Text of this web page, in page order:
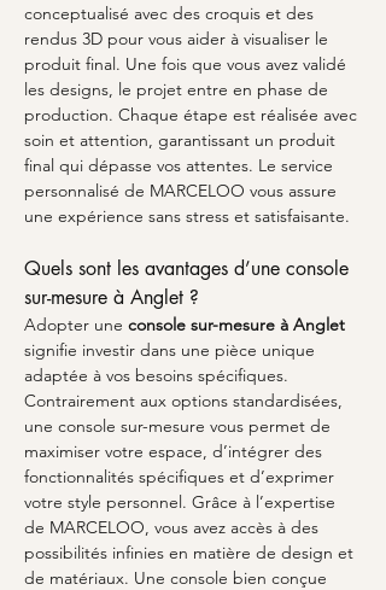
conceptualisé avec des croquis et des
rendus 3D pour vous aider à visualiser le
produit final. Une fois que vous avez validé
les designs, le projet entre en phase de
production. Chaque étape est réalisée avec
soin et attention, garantissant un produit
final qui dépasse vos attentes. Le service
personnalisé de MARCELOO vous assure
une expérience sans stress et satisfaisante.
Quels sont les avantages d’une console
sur-mesure à Anglet ?
Adopter une console sur-mesure à Anglet
signifie investir dans une pièce unique
adaptée à vos besoins spécifiques.
Contrairement aux options standardisées,
une console sur-mesure vous permet de
maximiser votre espace, d’intégrer des
fonctionnalités spécifiques et d’exprimer
votre style personnel. Grâce à l’expertise
de MARCELOO, vous avez accès à des
possibilités infinies en matière de design et
de matériaux. Une console bien conçue